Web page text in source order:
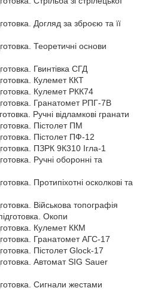
Догляд за зброєю та її
Теоретичні основи
Гвинтівка СГД
Кулемет ККТ
Кулемет РКК74
Гранатомет РПГ-7В
Ручні відламкові гранати
Пістолет ПМ
Пістолет ПФ-12
ПЗРК 9К310 Ігла-1
Ручні оборонні та
Протипіхотні осколкові та
Військова топографія
Окопи
Кулемет ККМ
Гранатомет АГС-17
Пістолет Glock-17
Автомат SIG Sauer
Сигнали жестами